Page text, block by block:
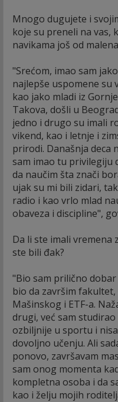
Mnogo dugujete i
koje su preneli na vas,
navikama još od
"Srećom, imao sam
najlepše uspomene su
kao jako mladi iz
Takova, došli u
jedno i drugo su imali
vikend, kao i letnje i
prirodi. Današnja deca
sam imao tu privilegiju
da naučim šta znači
ujak su mi bili zidari,
radio i kao vrlo mlad
obaveza i discipline",
Da li ste imali vremena
ste bili đak?
"Bio sam prilično
bio da završim
Mašinskog i ETF-a.
drugi, već sam studirao
ozbiljnije u sportu i
dovoljno učenju. Ali
ponovo, završavam
sam onog momenta
kompletna osoba i da
kao i želju mojih